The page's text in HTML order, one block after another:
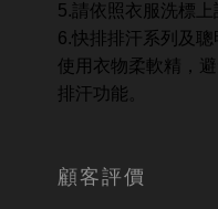
5.請依照衣服洗標上
6.快排排汗系列及
使用衣物柔軟精，
排汗功能。
顧客評價